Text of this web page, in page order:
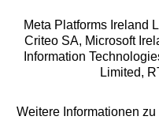
Alle Preise inkl. MwSt., zzgl.
** Bonität vorausgesetzt, berechtigt
Meta Platforms Ireland
Criteo SA, Microsoft
Information
Limited,
Weitere Informationen